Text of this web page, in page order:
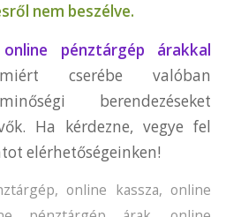
nem beszélve.
online pénztárgép árakkal
cserébe valóban
berendezéseket
Ha kérdezne, vegye fel
elérhetőségeinken!
,online kassza,online